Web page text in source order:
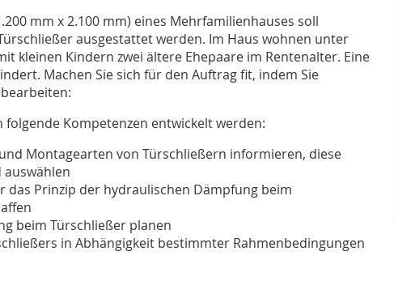
mm x 2.100 mm) eines Mehrfamilienhauses soll
ausgestattet werden. Im Haus wohnen unter
kleinen Kindern zwei ältere Ehepaare im Rentenalter. Eine
Machen Sie sich für den Auftrag fit, indem Sie
folgende Kompetenzen entwickelt werden:
Montagearten von Türschließern informieren, diese
das Prinzip der hydraulischen Dämpfung beim
beim Türschließer planen
in Abhängigkeit bestimmter Rahmenbedingungen